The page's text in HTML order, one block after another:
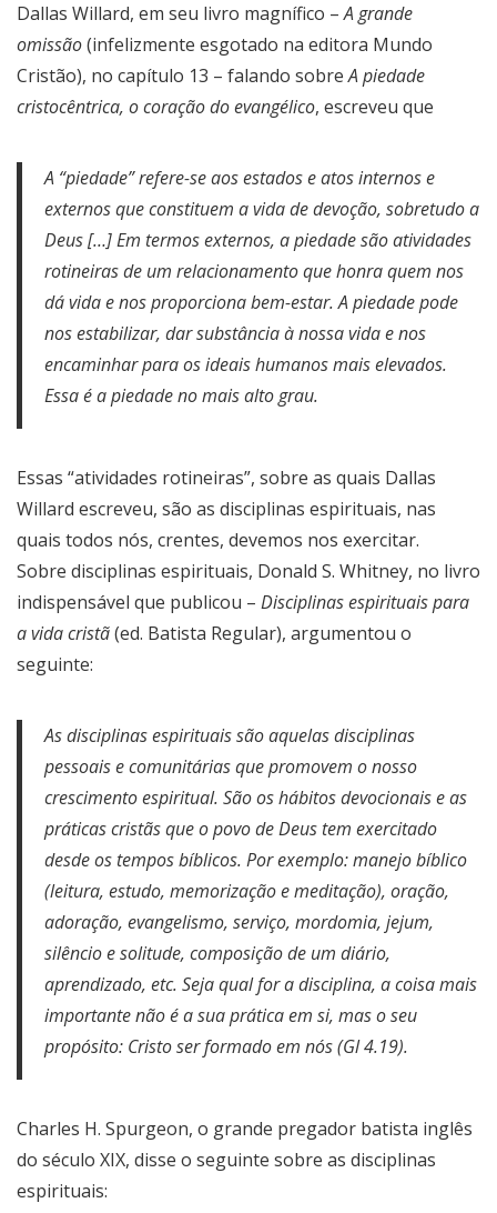
Dallas Willard, em seu livro magnífico –A grande
omissão(infelizmente esgotado na editora Mundo
Cristão), no capítulo 13 – falando sobreA piedade
cristocêntrica, o coração do evangélico, escreveu que
A “piedade” refere-se aos estados e atos internos e
externos que constituem a vida de devoção, sobretudo a
Deus […] Em termos externos, a piedade são atividades
rotineiras de um relacionamento que honra quem nos
dá vida e nos proporciona bem-estar. A piedade pode
nos estabilizar, dar substância à nossa vida e nos
encaminhar para os ideais humanos mais elevados.
Essa é a piedade no mais alto grau.
Essas “atividades rotineiras”, sobre as quais Dallas
Willard escreveu, são as disciplinas espirituais, nas
quais todos nós, crentes, devemos nos exercitar.
Sobre disciplinas espirituais, Donald S. Whitney, no livro
indispensável que publicou – Disciplinas espirituais para
a vida cristã(ed. Batista Regular), argumentou o
seguinte:
As disciplinas espirituais são aquelas disciplinas
pessoais e comunitárias que promovem o nosso
crescimento espiritual. São os hábitos devocionais e as
práticas cristãs que o povo de Deus tem exercitado
desde os tempos bíblicos. Por exemplo: manejo bíblico
(leitura, estudo, memorização e meditação), oração,
adoração, evangelismo, serviço, mordomia, jejum,
silêncio e solitude, composição de um diário,
aprendizado, etc. Seja qual for a disciplina, a coisa mais
importante não é a sua prática em si, mas o seu
propósito: Cristo ser formado em nós (Gl 4.19).
Charles H. Spurgeon, o grande pregador batista inglês
do século XIX, disse o seguinte sobre as disciplinas
espirituais: